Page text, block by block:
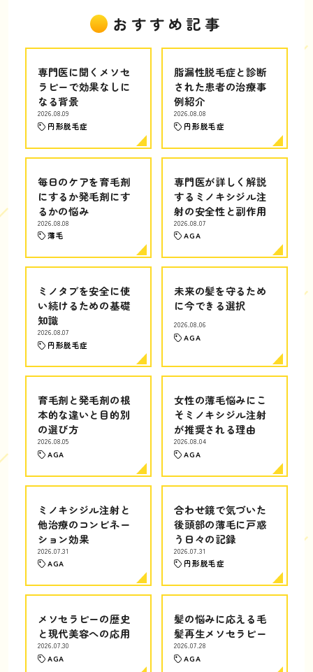
おすすめ記事
専門医に聞くメソセ
ラピーで効果なしに
なる背景
2026.08.09
円形脱毛症
脂漏性脱毛症と診断
された患者の治療事
例紹介
2026.08.08
円形脱毛症
毎日のケアを育毛剤
にするか発毛剤にす
るかの悩み
2026.08.08
薄毛
専門医が詳しく解説
するミノキシジル注
射の安全性と副作用
2026.08.07
AGA
ミノタブを安全に使
い続けるための基礎
知識
2026.08.07
円形脱毛症
未来の髪を守るため
に今できる選択
2026.08.06
AGA
育毛剤と発毛剤の根
本的な違いと目的別
の選び方
2026.08.05
AGA
女性の薄毛悩みにこ
そミノキシジル注射
が推奨される理由
2026.08.04
AGA
ミノキシジル注射と
他治療のコンビネー
ション効果
2026.07.31
AGA
合わせ鏡で気づいた
後頭部の薄毛に戸惑
う日々の記録
2026.07.31
円形脱毛症
メソセラピーの歴史
と現代美容への応用
2026.07.30
AGA
髪の悩みに応える毛
髪再生メソセラピー
2026.07.28
AGA